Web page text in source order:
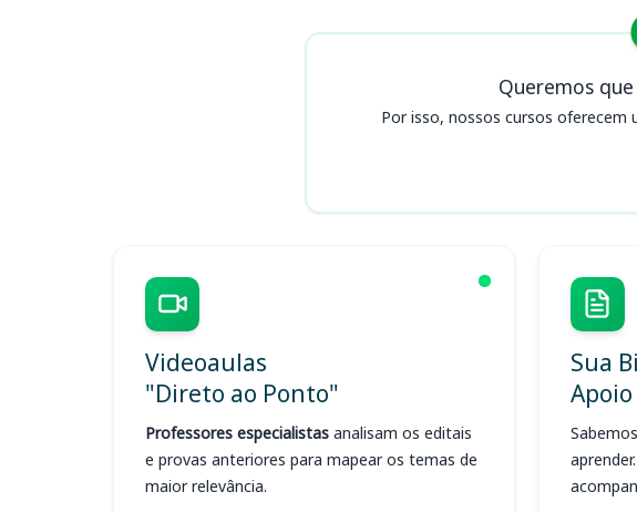
Queremos
Por isso, nossos cursos
Videoaulas
"Direto ao Ponto"
Professores especialistas analisam os editais
e provas anteriores para mapear os temas de
maior relevância.
Sua
Apoio